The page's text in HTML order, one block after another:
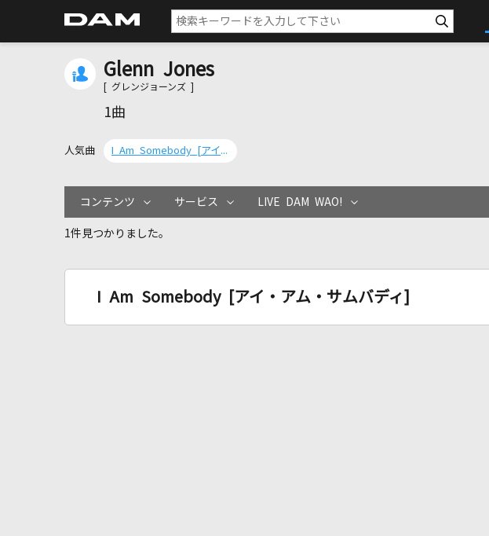
Glenn Jones
[ グレンジョーンズ ]
1曲
人気曲 I Am Somebody [アイ・アム・サムバディ]
コンテンツ サービス LIVE DAM WAO!
1件見つかりました。
I Am Somebody [アイ・アム・サムバディ]